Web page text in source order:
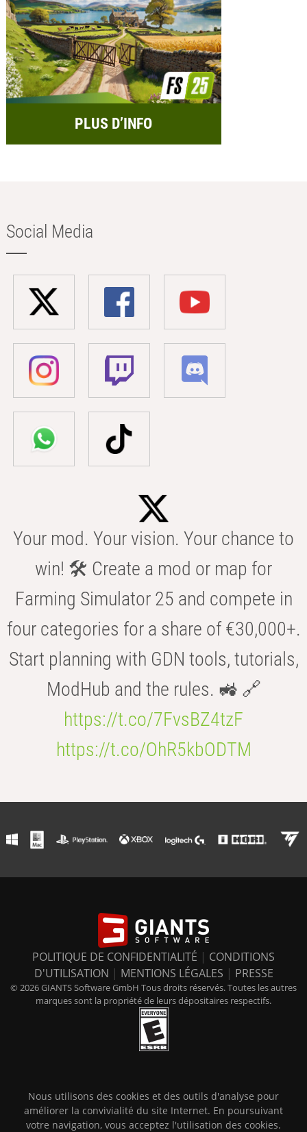
PLUS D’INFO
Social Media
Your mod. Your vision. Your chance to
win! 🛠️ Create a mod or map for
Farming Simulator 25 and compete in
four categories for a share of €30,000+.
Start planning with GDN tools, tutorials,
ModHub and the rules. 🚜 🔗
https://t.co/7FvsBZ4tzF
https://t.co/OhR5kbODTM
POLITIQUE DE CONFIDENTIALITÉ | CONDITIONS
D'UTILISATION | MENTIONS LÉGALES | PRESSE
© 2026 GIANTS Software GmbH Tous droits réservés. Toutes les autres
marques sont la propriété de leurs dépositaires respectifs.
Nous utilisons des cookies et des outils d'analyse pour
améliorer la convivialité du site Internet. En poursuivant
votre navigation, vous acceptez l'utilisation des cookies.